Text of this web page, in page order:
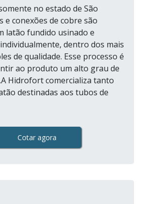
no estado de São
e conexões de cobre são
latão fundido usinado e
dentro dos mais
de qualidade. Esse processo é
ao produto um alto grau de
Hidrofort comercializa tanto
destinadas aos tubos de
Cotar agora